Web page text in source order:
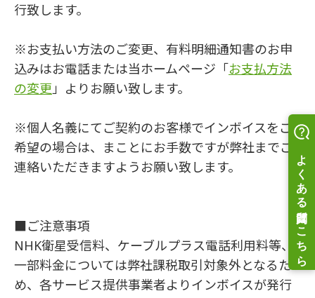
行致します。
※お支払い方法のご変更、有料明細通知書のお申
込みはお電話または当ホームページ「お支払方法
の変更」よりお願い致します。
※個人名義にてご契約のお客様でインボイスをご
希望の場合は、まことにお手数ですが弊社までご
連絡いただきますようお願い致します。
■ご注意事項
NHK衛星受信料、ケーブルプラス電話利用料等、
一部料金については弊社課税取引対象外となるた
め、各サービス提供事業者よりインボイスが発行